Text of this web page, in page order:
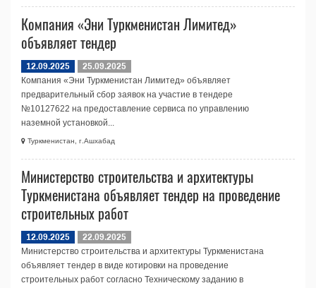
Компания «Эни Туркменистан Лимитед»
объявляет тендер
12.09.2025
25.09.2025
Компания «Эни Туркменистан Лимитед» объявляет
предварительный сбор заявок на участие в тендере
№10127622 на предоставление сервиса по управлению
наземной установкой...
Туркменистан, г.Ашхабад
Министерство строительства и архитектуры
Туркменистана объявляет тендер на проведение
строительных работ
12.09.2025
22.09.2025
Министерство строительства и архитектуры Туркменистана
объявляет тендер в виде котировки на проведение
строительных работ согласно Техническому заданию в